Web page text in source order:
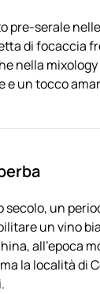
pre-serale
di focaccia
nella
un tocco
un
un vino
all’epoca
la località di